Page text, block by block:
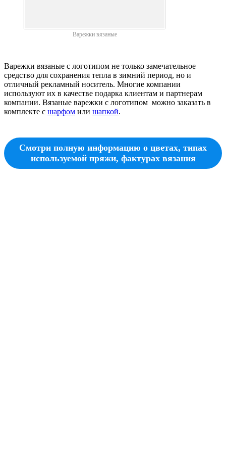
Варежки вязаные
Варежки вязаные с логотипом не только замечательное
средство для сохранения тепла в зимний период, но и
отличный рекламный носитель. Многие компании
используют их в качестве подарка клиентам и партнерам
компании. Вязаные варежки с логотипом можно заказать в
комплекте с шарфом или шапкой.
Смотри полную информацию о цветах, типах
используемой пряжи, фактурах вязания